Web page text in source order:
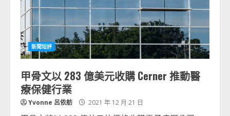
新聞短評
甲骨文以 283 億美元收購 Cerner 推動醫
療保健行業
Yvonne 呂依舫 2021 年 12 月 21 日